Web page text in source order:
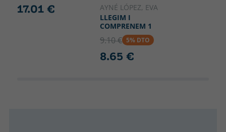
17.01 €
AYNÉ LÓPEZ, EVA
LLEGIM I
COMPRENEM 1
9.10 € 5% DTO
8.65 €